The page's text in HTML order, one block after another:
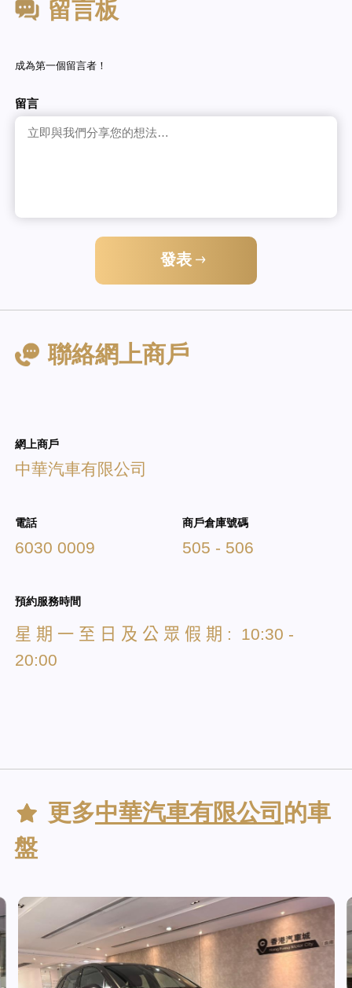
留言板
成為第一個留言者！
留言
發表
聯絡網上商戶
網上商戶
中華汽車有限公司
電話
6030 0009
商戶倉庫號碼
505 - 506
預約服務時間
星 期 一 至 日 及 公 眾 假 期 : 10:30 -
20:00
更多中華汽車有限公司 的車
盤